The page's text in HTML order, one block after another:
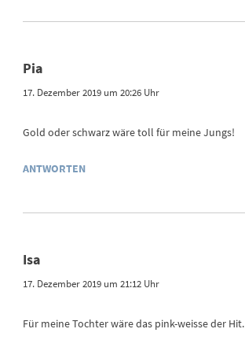
Pia
17. Dezember 2019 um 20:26 Uhr
Gold oder schwarz wäre toll für meine Jungs!
ANTWORTEN
Isa
17. Dezember 2019 um 21:12 Uhr
Für meine Tochter wäre das pink-weisse der Hit.